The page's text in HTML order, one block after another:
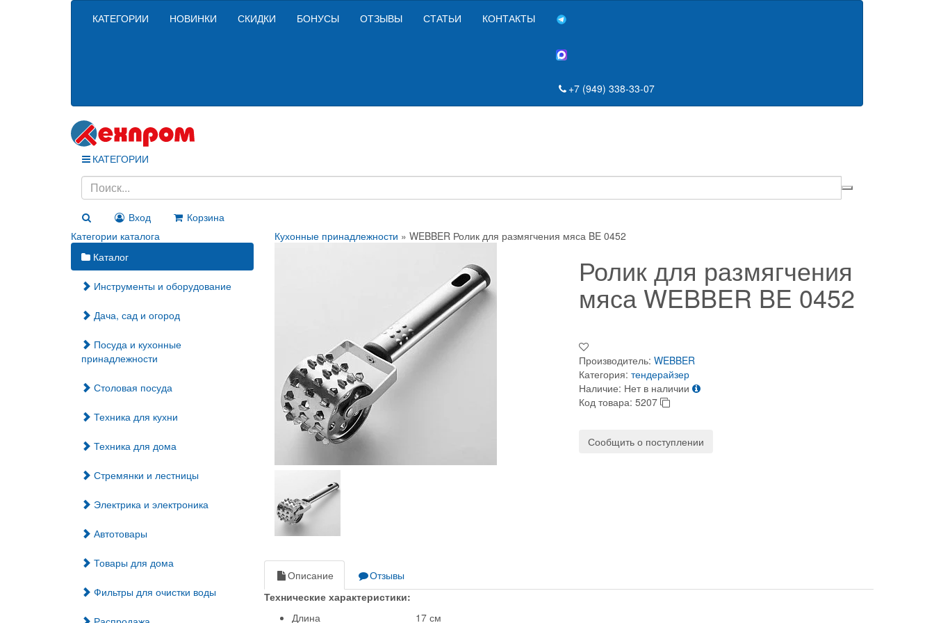
КАТЕГОРИИ НОВИНКИ СКИДКИ БОНУСЫ ОТЗЫВЫ СТАТЬИ КОНТАКТЫ
+7 (949) 338-33-07
КАТЕГОРИИ
Вход
Корзина
Категории каталога
Каталог
Инструменты и оборудование
Дача, сад и огород
Посуда и кухонные
принадлежности
Столовая посуда
Техника для кухни
Техника для дома
Стремянки и лестницы
Электрика и электроника
Автотовары
Товары для дома
Фильтры для очистки воды
Кухонные принадлежности » WEBBER Ролик для размягчения мяса BE 0452
Ролик для размягчения
мяса WEBBER BE 0452
Производитель: WEBBER
Категория: тендерайзер
Наличие: Нет в наличии
Код товара: 5207
Сообщить о поступлении
Описание
Отзывы
Технические характеристики:
Длина
17 см